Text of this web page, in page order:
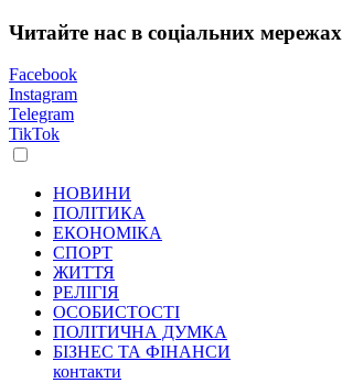
Читайте нас в соціальних мережах
Facebook
Instagram
Telegram
TikTok
НОВИНИ
ПОЛІТИКА
ЕКОНОМІКА
СПОРТ
ЖИТТЯ
РЕЛІГІЯ
ОСОБИСТОСТІ
ПОЛІТИЧНА ДУМКА
БІЗНЕС ТА ФІНАНСИ
контакти